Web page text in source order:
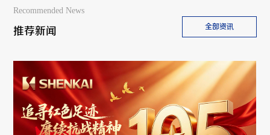
Recommended News
推荐新闻 全部资讯